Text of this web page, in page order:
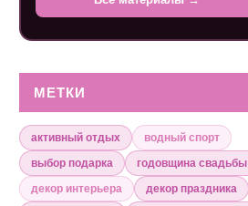
МЕТКИ
активный отдых
водный спорт
выбор подарка
годовщина свадьбы
декор интерьера
декор праздника